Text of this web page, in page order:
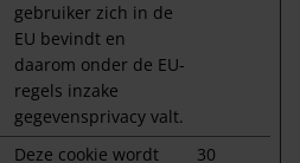
gebruiker zich in de
EU bevindt en
daarom onder de EU-
regels inzake
gegevensprivacy valt.
Deze cookie wordt
30